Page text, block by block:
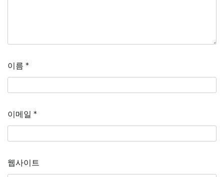
이름 *
이메일 *
웹사이트